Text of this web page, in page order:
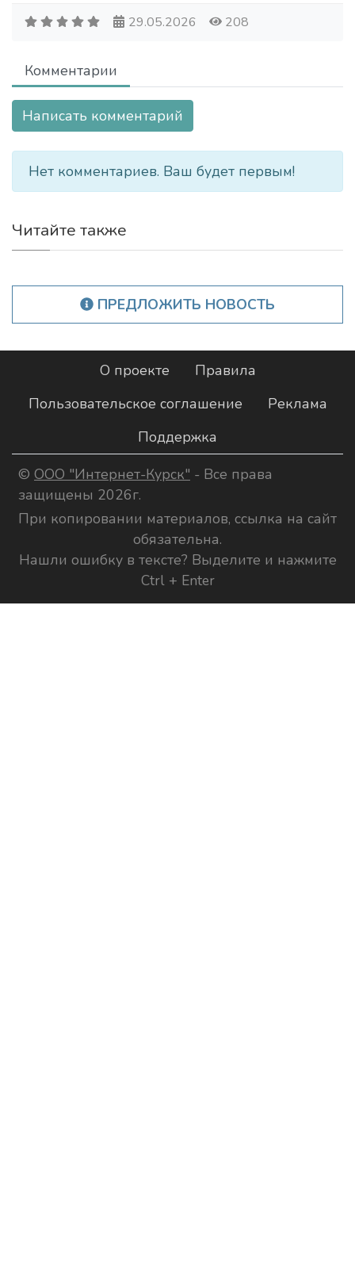
29.05.2026 208
Комментарии
Написать комментарий
Нет комментариев. Ваш будет первым!
Читайте также
ПРЕДЛОЖИТЬ НОВОСТЬ
О проекте
Правила
Пользовательское соглашение
Реклама
Поддержка
© ООО "Интернет-Курск" - Все права
защищены 2026г.
При копировании материалов, ссылка на сайт
обязательна.
Нашли ошибку в тексте? Выделите и нажмите
Ctrl + Enter